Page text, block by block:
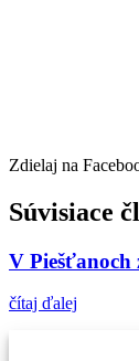
Zdielaj na
Súvisiace
V Piešťanoch
čítaj ďalej
Pamiatku